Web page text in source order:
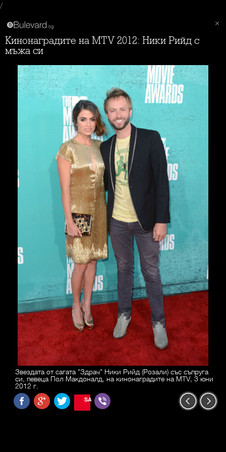
/
Кинонаградите на MTV 2012: Ники Рийд с
мъжа си
Звездата от сагата "Здрач" Ники Рийд (Розали) със съпруга
си, певеца Пол Макдоналд, на кинонаградите на MTV, 3 юни
2012 г.
SAVE